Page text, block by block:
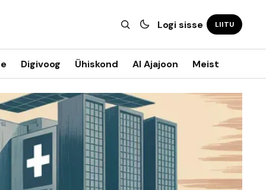
Logi sisse LIITU
Digivoog Ühiskond AI Ajajoon Meist